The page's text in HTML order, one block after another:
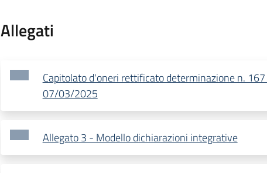
Allegati
Capitolato d'oneri rettificato determinazione n. 167
07/03/2025
Allegato 3 - Modello dichiarazioni integrative